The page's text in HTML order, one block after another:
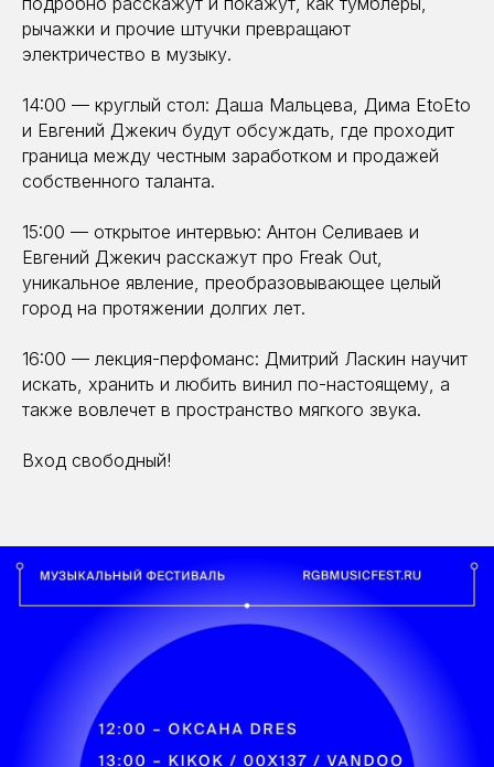
рычажки и прочие штучки превращают
электричество в музыку.
14:00 — круглый стол: Даша Мальцева, Дима EtoEto
и Евгений Джекич будут обсуждать, где проходит
граница между честным заработком и продажей
собственного таланта.
15:00 — открытое интервью: Антон Селиваев и
Евгений Джекич расскажут про Freak Out,
уникальное явление, преобразовывающее целый
город на протяжении долгих лет.
16:00 — лекция-перфоманс: Дмитрий Ласкин научит
искать, хранить и любить винил по-настоящему, а
также вовлечет в пространство мягкого звука.
Вход свободный!